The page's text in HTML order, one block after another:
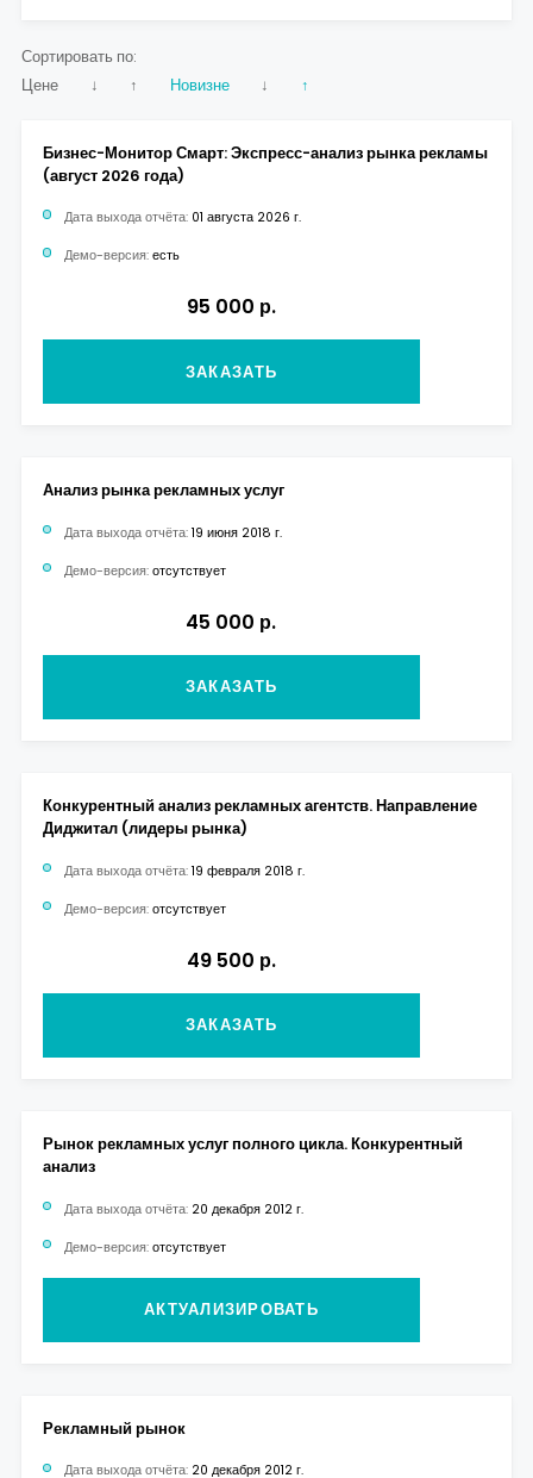
Сортировать по:
Цене
↓ ↑ Новизне ↓ ↑
Бизнес-Монитор Смарт: Экспресс-анализ рынка рекламы
(август 2026 года)
Дата выхода отчёта: 01 августа 2026 г.
Демо-версия: есть
95 000 р.
ЗАКАЗАТЬ
Анализ рынка рекламных услуг
Дата выхода отчёта: 19 июня 2018 г.
Демо-версия: отсутствует
45 000 р.
ЗАКАЗАТЬ
Конкурентный анализ рекламных агентств. Направление
Диджитал (лидеры рынка)
Дата выхода отчёта: 19 февраля 2018 г.
Демо-версия: отсутствует
49 500 р.
ЗАКАЗАТЬ
Рынок рекламных услуг полного цикла. Конкурентный
анализ
Дата выхода отчёта: 20 декабря 2012 г.
Демо-версия: отсутствует
АКТУАЛИЗИРОВАТЬ
Рекламный рынок
Дата выхода отчёта: 20 декабря 2012 г.